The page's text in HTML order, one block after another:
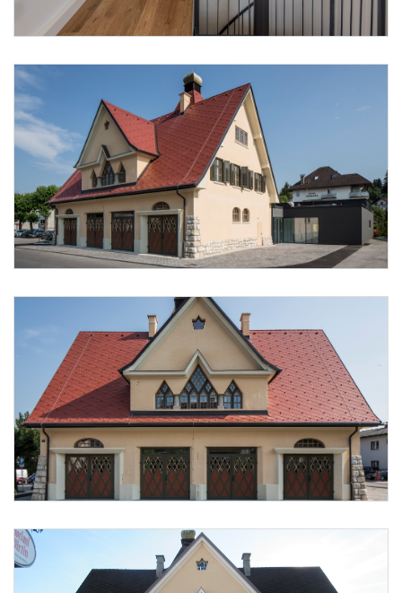
Foto 11: None
Foto 13: None